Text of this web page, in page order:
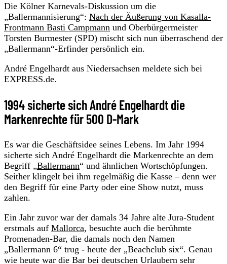
Die Kölner Karnevals-Diskussion um die
„Ballermannisierung“: Nach der Äußerung von Kasalla-
Frontmann Basti Campmann und Oberbürgermeister
Torsten Burmester (SPD) mischt sich nun überraschend der
„Ballermann“-Erfinder persönlich ein.
André Engelhardt aus Niedersachsen meldete sich bei
EXPRESS.de.
1994 sicherte sich André Engelhardt die
Markenrechte für 500 D-Mark
Es war die Geschäftsidee seines Lebens. Im Jahr 1994
sicherte sich André Engelhardt die Markenrechte an dem
Begriff „Ballermann“ und ähnlichen Wortschöpfungen.
Seither klingelt bei ihm regelmäßig die Kasse – denn wer
den Begriff für eine Party oder eine Show nutzt, muss
zahlen.
Ein Jahr zuvor war der damals 34 Jahre alte Jura-Student
erstmals auf Mallorca, besuchte auch die berühmte
Promenaden-Bar, die damals noch den Namen
„Ballermann 6“ trug - heute der „Beachclub six“. Genau
wie heute war die Bar bei deutschen Urlaubern sehr